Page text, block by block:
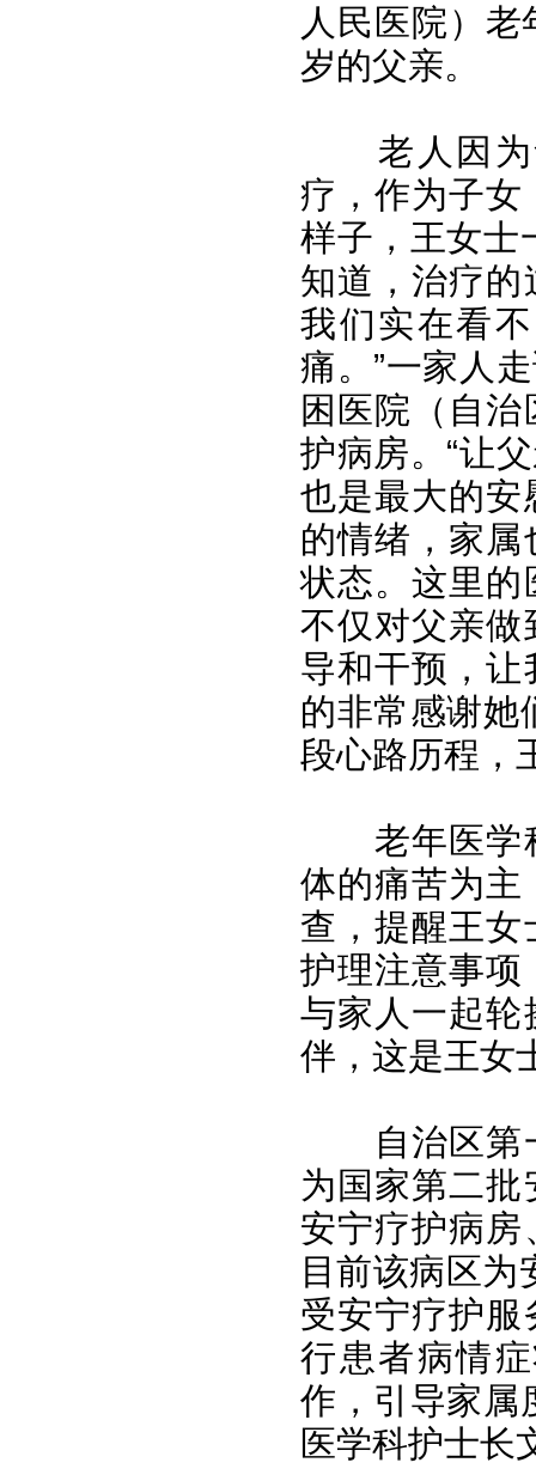
人民医院）
岁的父亲。
老人因
疗，作为子女
样子，王女士
知道，治疗
我们实在看
痛。”一家人
困医院（自
护病房。“让
也是最大的安
的情绪，家
状态。这里的
不仅对父亲做
导和干预，
的非常感谢她
段心路历程，
老年医学
体的痛苦为主
查，提醒王女
护理注意事项
与家人一起轮
伴，这是王女
自治区
为国家第二
安宁疗护病
目前该病区为
受安宁疗护
行患者病情
作，引导家属
医学科护士长